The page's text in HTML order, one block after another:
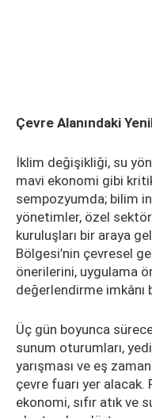
Çevre Alanındaki
İklim değişikliği, su
mavi ekonomi gibi
sempozyumda; bilim
yönetimler, özel
kuruluşları bir araya
Bölgesi’nin çevresel
önerilerini, uygulama
değerlendirme imkânı
Üç gün boyunca
sunum oturumları,
yarışması ve eş
çevre fuarı yer
ekonomi, sıfır atık ve